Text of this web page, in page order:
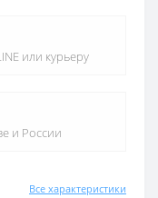
Все характеристики
или курьеру
и России